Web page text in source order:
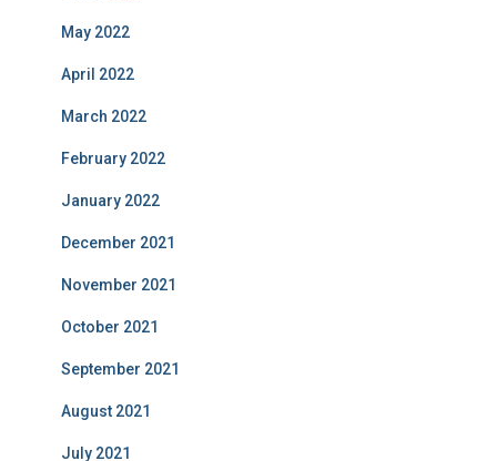
May 2022
April 2022
March 2022
February 2022
January 2022
December 2021
November 2021
October 2021
September 2021
August 2021
July 2021